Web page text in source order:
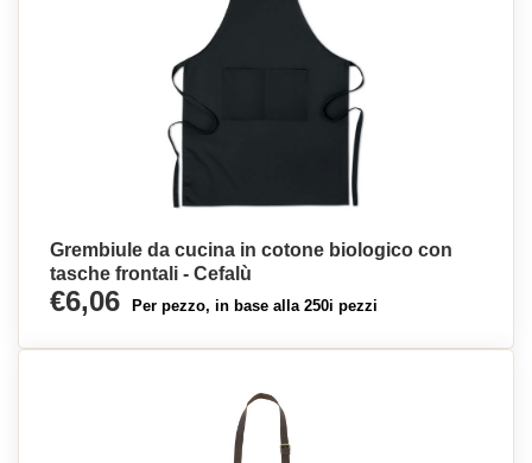
Grembiule da cucina in cotone biologico con
tasche frontali - Cefalù
€6,06 Per pezzo, in base alla 250i pezzi